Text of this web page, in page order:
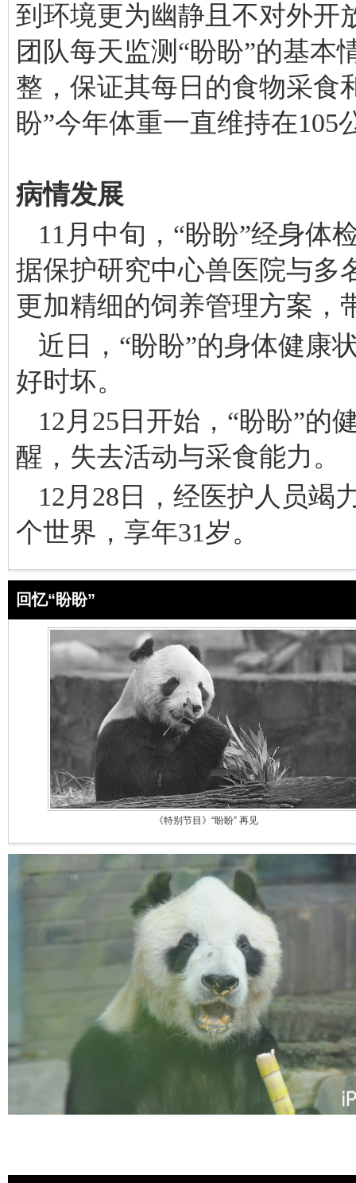
到环境更为幽静且不对外开
团队每天监测“盼盼”的基本
整，保证其每日的食物采食
盼”今年体重一直维持在
病情发展
11月中旬，“盼盼”经身体
据保护研究中心兽医院与多
更加精细的饲养管理方案，
近日，“盼盼”的身体健康
好时坏。
12月25日开始，“盼盼”的
醒，失去活动与采食能力。
12月28日，经医护人员竭
个世界，享年31岁。
回忆“盼盼”
《特别节目》“盼盼” 再见